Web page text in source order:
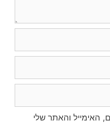
האימייל והאתר שלי